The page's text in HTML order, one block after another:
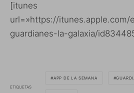
[itunes
url=»https://itunes.apple.com/
guardianes-la-galaxia/
ETIQUETAS
APP DE LA SEMANA